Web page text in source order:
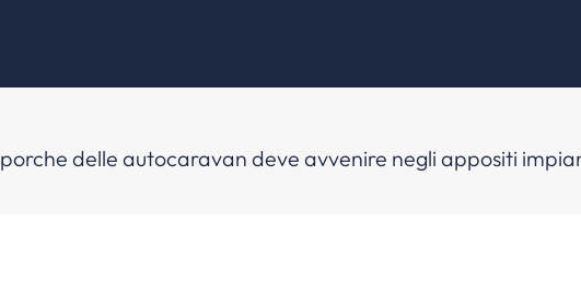
delle autocaravan deve avvenire negli appositi